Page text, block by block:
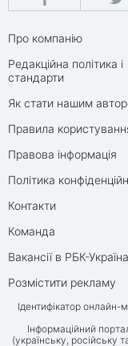
Про компанію
Редакційна політика і
стандарти
Як стати нашим
Правила
Правова інформація
Політика
Контакти
Команда
Вакансії в РБК-Україна
Розмістити рекламу
Ідентифікатор онлайн-
Інформаційний
(українську, російську